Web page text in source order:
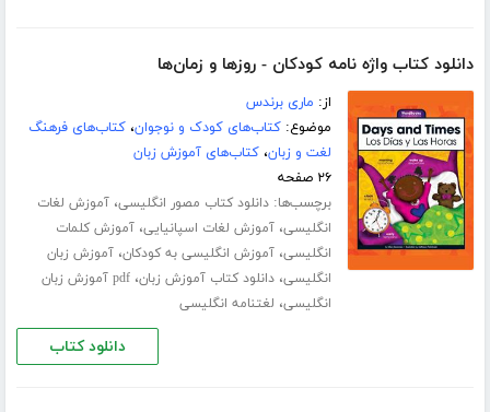
دانلود کتاب واژه نامه کودکان - روزها و زمان‌ها
از: ماری برندس
موضوع:کتاب‌های کودک و نوجوان،کتاب‌های فرهنگ
لغت و زبان،کتاب‌های آموزش زبان
۲۶ صفحه
برچسب‌ها:دانلود کتاب مصور انگلیسی،آموزش لغات
انگلیسی،آموزش لغات اسپانیایی،آموزش کلمات
انگلیسی،آموزش انگلیسی به کودکان،آموزش زبان
انگلیسی،دانلود کتاب آموزش زبان،
pdf آموزش زبان
انگلیسی، لغتنامه انگلیسی
دانلود کتاب